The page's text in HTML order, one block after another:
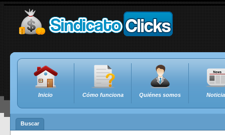
Inicio Cómo funciona Quiénes somos
Buscar